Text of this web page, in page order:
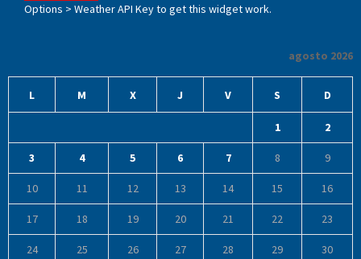
Options > Weather API Key to get this widget work.
agosto 2026
L M X J V S D
1 2
3 4 5 6 7 8 9
10 11 12 13 14 15 16
17 18 19 20 21 22 23
24 25 26 27 28 29 30